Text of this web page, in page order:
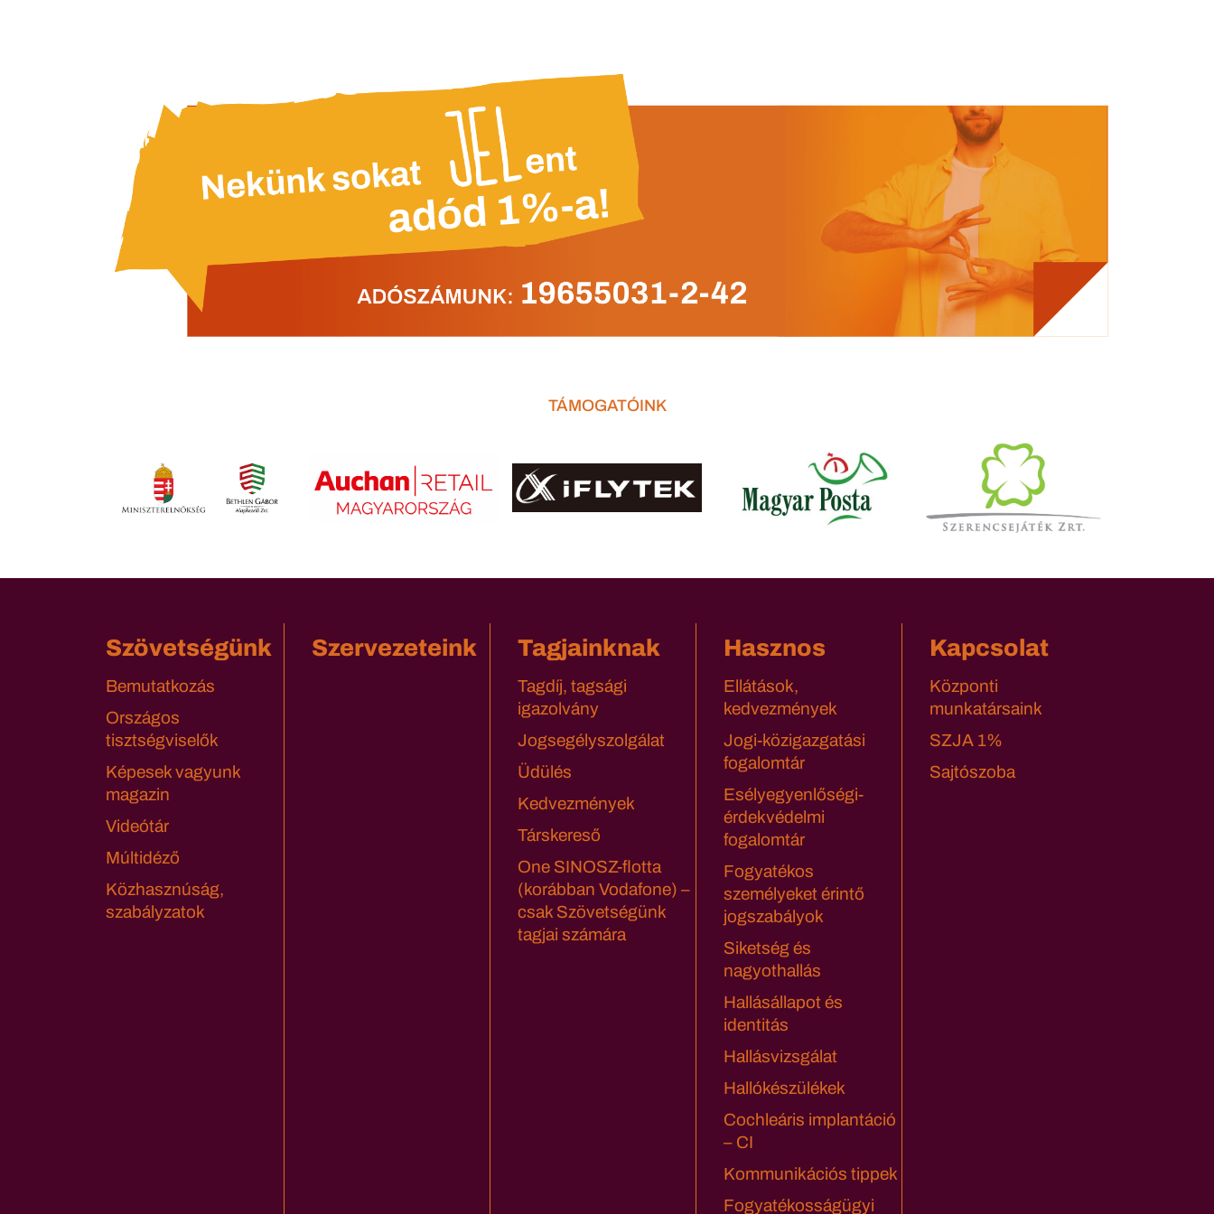
TÁMOGATÓINK
Szövetségünk
Bemutatkozás
Országos
tisztségviselők
Képesek vagyunk
magazin
Videótár
Múltidéző
Közhasznúság,
szabályzatok
Szervezeteink Tagjainknak
Tagdíj, tagsági
igazolvány
Jogsegélyszolgálat
Üdülés
Kedvezmények
Társkereső
One SINOSZ-flotta
(korábban Vodafone) –
csak Szövetségünk
tagjai számára
Hasznos
Ellátások,
kedvezmények
Jogi-közigazgatási
fogalomtár
Esélyegyenlőségi-
érdekvédelmi
fogalomtár
Fogyatékos
személyeket érintő
jogszabályok
Siketség és
nagyothallás
Hallásállapot és
identitás
Hallásvizsgálat
Hallókészülékek
Cochleáris implantáció
– CI
Kommunikációs tippek
Fogyatékosságügyi
Kapcsolat
Központi
munkatársaink
SZJA 1%
Sajtószoba